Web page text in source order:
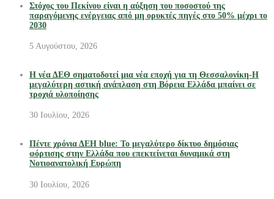
Στόχος του Πεκίνου είναι η αύξηση του ποσοστού της
παραγόμενης ενέργειας από μη ορυκτές πηγές στο 50% μέχρι το
2030
5 Αυγούστου, 2026
Η νέα ΔΕΘ σηματοδοτεί μια νέα εποχή για τη Θεσσαλονίκη-Η
μεγαλύτερη αστική ανάπλαση στη Βόρεια Ελλάδα μπαίνει σε
τροχιά υλοποίησης
30 Ιουλίου, 2026
Πέντε χρόνια ΔΕΗ blue: Το μεγαλύτερο δίκτυο δημόσιας
φόρτισης στην Ελλάδα που επεκτείνεται δυναμικά στη
Νοτιοανατολική Ευρώπη
30 Ιουλίου, 2026